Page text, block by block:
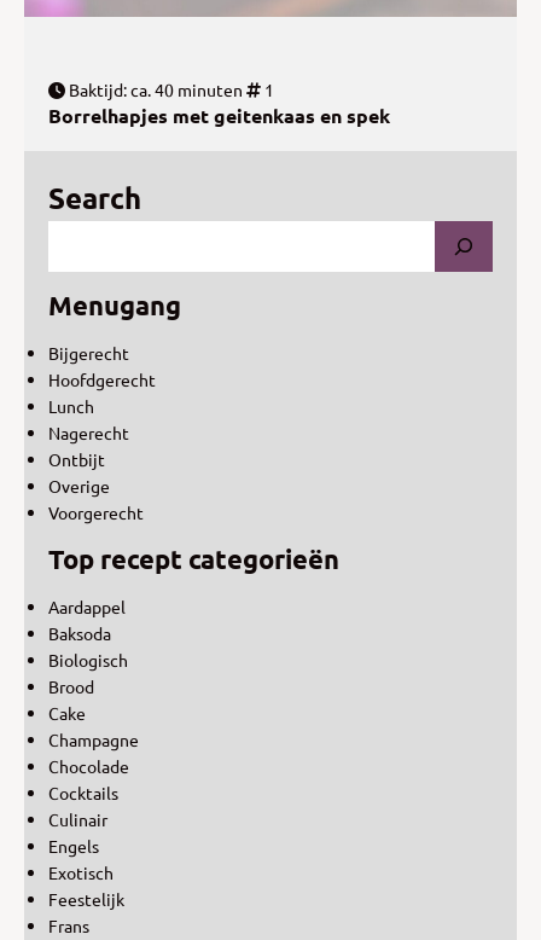
Baktijd: ca. 40 minuten 1
Borrelhapjes met geitenkaas en spek
Search
Menugang
Bijgerecht
Hoofdgerecht
Lunch
Nagerecht
Ontbijt
Overige
Voorgerecht
Top recept categorieën
Aardappel
Baksoda
Biologisch
Brood
Cake
Champagne
Chocolade
Cocktails
Culinair
Engels
Exotisch
Feestelijk
Frans